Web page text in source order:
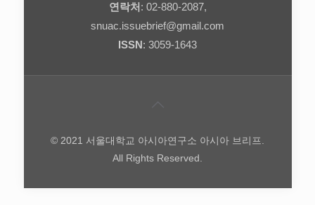
연락처 : 02-880-2087,
snuac.issuebrief@gmail.com
ISSN: 3059-1643
© 2021 서울대학교 아시아연구소 아시아 브리프.
All Rights Reserved.